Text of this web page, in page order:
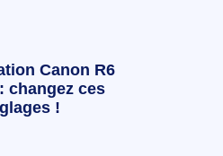
Canon R6
changez ces
!